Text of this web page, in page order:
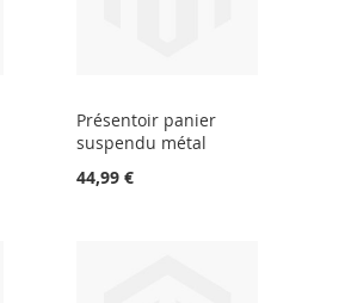
Présentoir panier
suspendu métal
44,99 €